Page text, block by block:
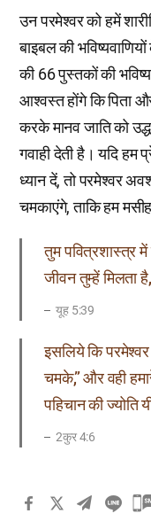
उन परमेश्वर को हमें
बाइबल की
की 66 पुस्तकों की
आश्वस्त होंगे कि पिता
करके मानव जाति को
गवाही देती है। यदि हम
ध्यान दें, तो परमेश्वर
चमकाएंगे, ताकि हम
तुम पवित्रशास्त्र
जीवन तुम्हें मिलता
यूह 5:39
इसलिये कि
चमके,” और वही
पहिचान की
2कुर 4:6